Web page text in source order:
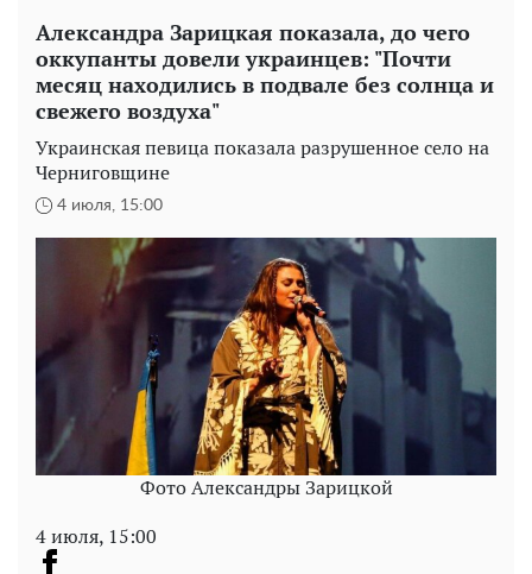
Александра Зарицкая показала, до чего
оккупанты довели украинцев: "Почти
месяц находились в подвале без солнца и
свежего воздуха"
Украинская певица показала разрушенное село на
Черниговщине
4 июля, 15:00
Фото Александры Зарицкой
4 июля, 15:00